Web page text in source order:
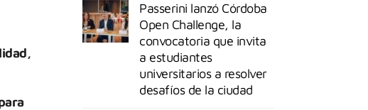
Passerini lanzó Córdoba
Open Challenge, la
convocatoria que invita
a estudiantes
universitarios a resolver
desafíos de la ciudad